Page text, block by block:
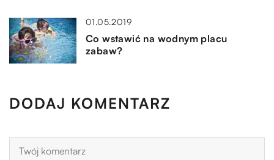
01.05.2019
Co wstawić na wodnym placu
zabaw?
DODAJ KOMENTARZ